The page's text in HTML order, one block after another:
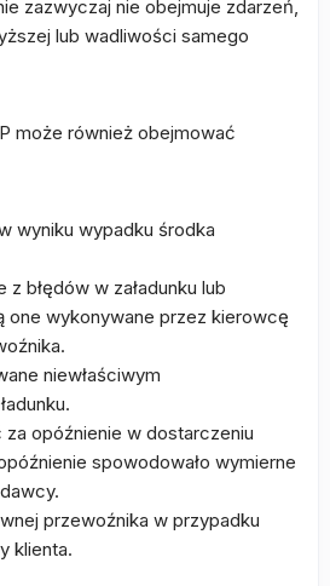
zazwyczaj nie obejmuje zdarzeń,
lub wadliwości samego
może również obejmować
wyniku wypadku środka
błędów w załadunku lub
one wykonywane przez kierowcę
niewłaściwym
opóźnienie w dostarczeniu
spowodowało wymierne
przewoźnika w przypadku
klienta.